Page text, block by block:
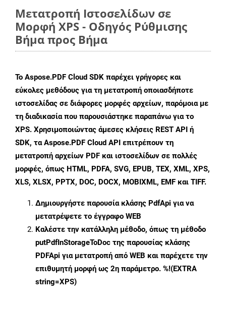
Μετατροπή Ιστοσελίδων σε
Μορφή XPS - Οδηγός Ρύθμισης
Βήμα προς Βήμα
Το Aspose.PDF Cloud SDK παρέχει γρήγορες και
εύκολες μεθόδους για τη μετατροπή οποιασδήποτε
ιστοσελίδας σε διάφορες μορφές αρχείων, παρόμοια με
τη διαδικασία που παρουσιάστηκε παραπάνω για το
XPS. Χρησιμοποιώντας άμεσες κλήσεις REST API ή
SDK, τα Aspose.PDF Cloud API επιτρέπουν τη
μετατροπή αρχείων PDF και ιστοσελίδων σε πολλές
μορφές, όπως HTML, PDFA, SVG, EPUB, TEX, XML, XPS,
XLS, XLSX, PPTX, DOC, DOCX, MOBIXML, EMF και TIFF.
Δημιουργήστε παρουσία κλάσης PdfApi για να
μετατρέψετε το έγγραφο WEB
Καλέστε την κατάλληλη μέθοδο, όπως τη μέθοδο
putPdfInStorageToDoc της παρουσίας κλάσης
PDFApi για μετατροπή από WEB και παρέχετε την
επιθυμητή μορφή ως 2η παράμετρο. %!(EXTRA
string=XPS)